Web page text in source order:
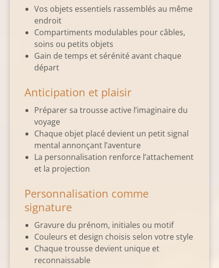
Vos objets essentiels rassemblés au même
endroit
Compartiments modulables pour câbles,
soins ou petits objets
Gain de temps et sérénité avant chaque
départ
Anticipation et plaisir
Préparer sa trousse active l’imaginaire du
voyage
Chaque objet placé devient un petit signal
mental annonçant l’aventure
La personnalisation renforce l’attachement
et la projection
Personnalisation comme
signature
Gravure du prénom, initiales ou motif
Couleurs et design choisis selon votre style
Chaque trousse devient unique et
reconnaissable